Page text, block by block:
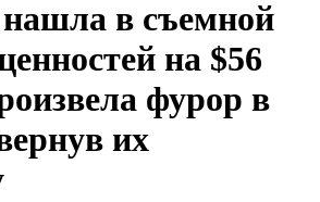
в съемной
на $56
фурор в
их